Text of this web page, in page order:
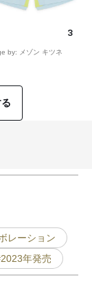
3
by: メゾン キツネ
レーション
年発売